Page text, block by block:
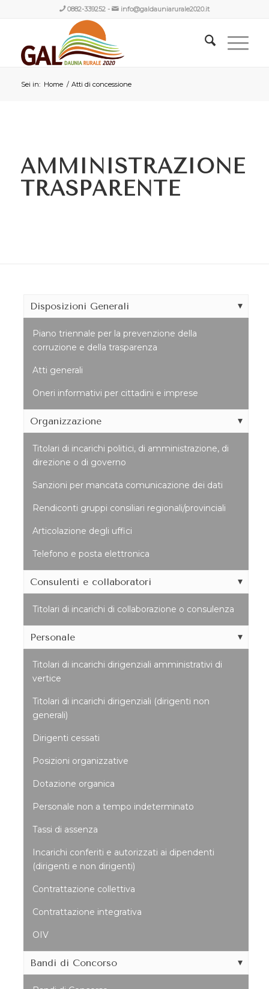
0882-339252- info@galdauniarurale2020.it
Sei in: Home / Atti di concessione
AMMINISTRAZIONE
TRASPARENTE
Disposizioni Generali
Piano triennale per la prevenzione della
corruzione e della trasparenza
Atti generali
Oneri informativi per cittadini e imprese
Organizzazione
Titolari di incarichi politici, di amministrazione, di
direzione o di governo
Sanzioni per mancata comunicazione dei dati
Rendiconti gruppi consiliari regionali/provinciali
Articolazione degli uffici
Telefono e posta elettronica
Consulenti e collaboratori
Titolari di incarichi di collaborazione o consulenza
Personale
Titolari di incarichi dirigenziali amministrativi di
vertice
Titolari di incarichi dirigenziali (dirigenti non
generali)
Dirigenti cessati
Posizioni organizzative
Dotazione organica
Personale non a tempo indeterminato
Tassi di assenza
Incarichi conferiti e autorizzati ai dipendenti
(dirigenti e non dirigenti)
Contrattazione collettiva
Contrattazione integrativa
OIV
Bandi di Concorso